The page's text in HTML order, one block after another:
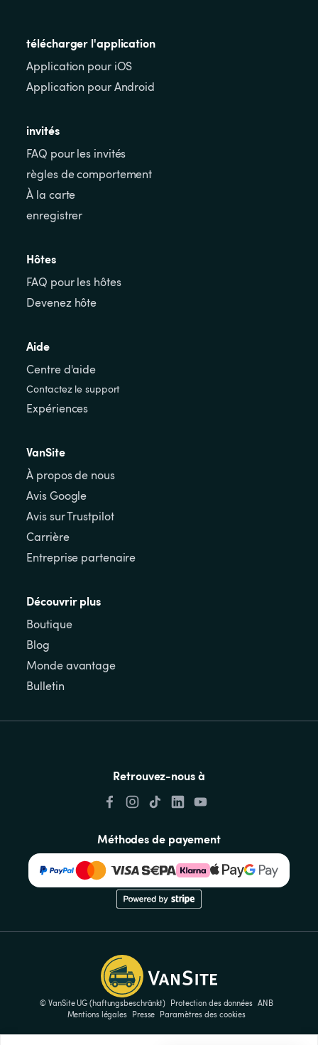
télécharger l'application
Application pour iOS
Application pour Android
invités
FAQ pour les invités
règles de comportement
À la carte
enregistrer
Hôtes
FAQ pour les hôtes
Devenez hôte
Aide
Centre d'aide
Contactez le support
Expériences
VanSite
À propos de nous
Avis Google
Avis sur Trustpilot
Carrière
Entreprise partenaire
Découvrir plus
Boutique
Blog
Monde avantage
Bulletin
Retrouvez-nous à
Méthodes de payement
© VanSite UG (haftungsbeschränkt) Protection des données ANB
Mentions légales
Presse Paramètres des cookies